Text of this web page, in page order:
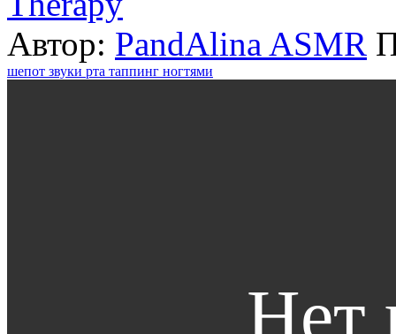
Автор: PandAlina ASMR
шепот звуки рта таппинг ногтями